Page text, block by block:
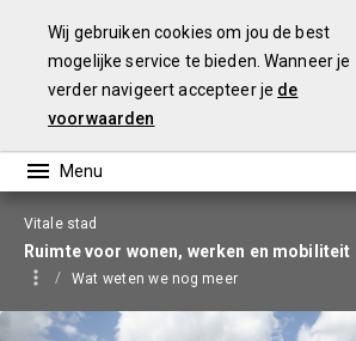
Wij gebruiken cookies om jou de best
mogelijke service te bieden. Wanneer je
verder navigeert accepteer je de
voorwaarden
Vitale stad
Ruimte voor wonen, werken en mobiliteit
Wat weten we nog meer